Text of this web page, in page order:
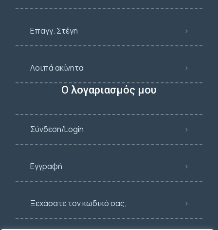
Επαγγ. Στέγη
Λοιπά ακίνητα
Ο λογαριασμός μου
Σύνδεση/Login
Εγγραφή
Ξεχάσατε τον κωδικό σας;